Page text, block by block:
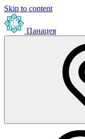
Skip to content
Панацея